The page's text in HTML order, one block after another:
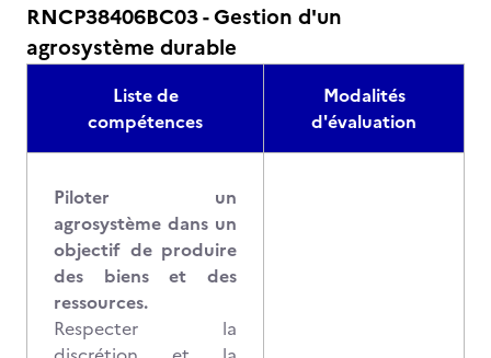
RNCP38406BC03 - Gestion d'un
agrosystème durable
Liste de
compétences
Modalités
d'évaluation
Piloter un
agrosystème dans un
objectif de produire
des biens et des
ressources.
Respecter la